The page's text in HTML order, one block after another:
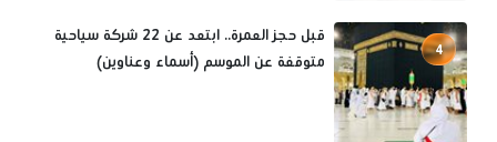
4
قبل حجز العمرة.. ابتعد عن 22 شركة سياحية
متوقفة عن الموسم (أسماء وعناوين)